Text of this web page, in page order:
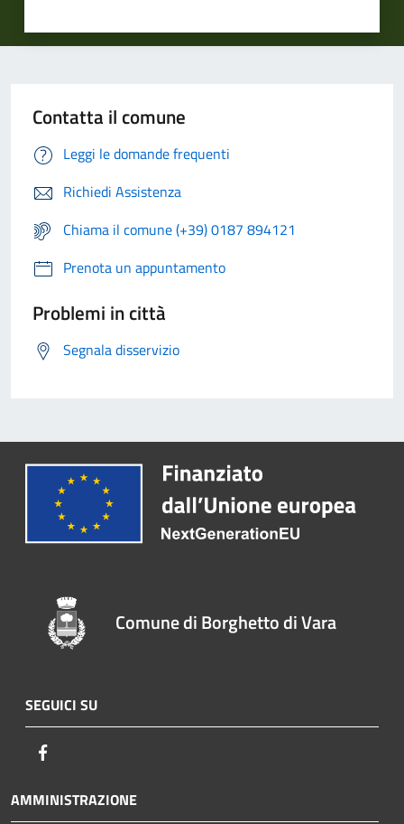
Contatta il comune
Leggi le domande frequenti
Richiedi Assistenza
Chiama il comune (+39) 0187 894121
Prenota un appuntamento
Problemi in città
Segnala disservizio
Comune di Borghetto di Vara
SEGUICI SU
AMMINISTRAZIONE